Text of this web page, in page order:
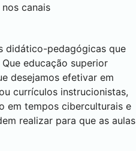
canais
didático-pedagógicas que
educação superior
desejamos efetivar em
currículos instrucionistas,
em tempos ciberculturais e
realizar para que as aulas